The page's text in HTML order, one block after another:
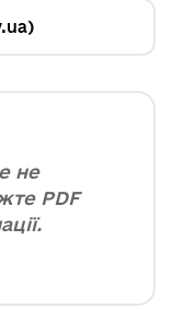
не
PDF